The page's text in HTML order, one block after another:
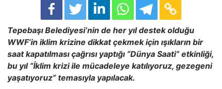
Tepebaşı Belediyesi’nin de her yıl destek olduğu
WWF’in iklim krizine dikkat çekmek için ışıkların bir
saat kapatılması çağrısı yaptığı “Dünya Saati” etkinliği,
bu yıl “İklim krizi ile mücadeleye katılıyoruz, gezegeni
yaşatıyoruz” temasıyla yapılacak.